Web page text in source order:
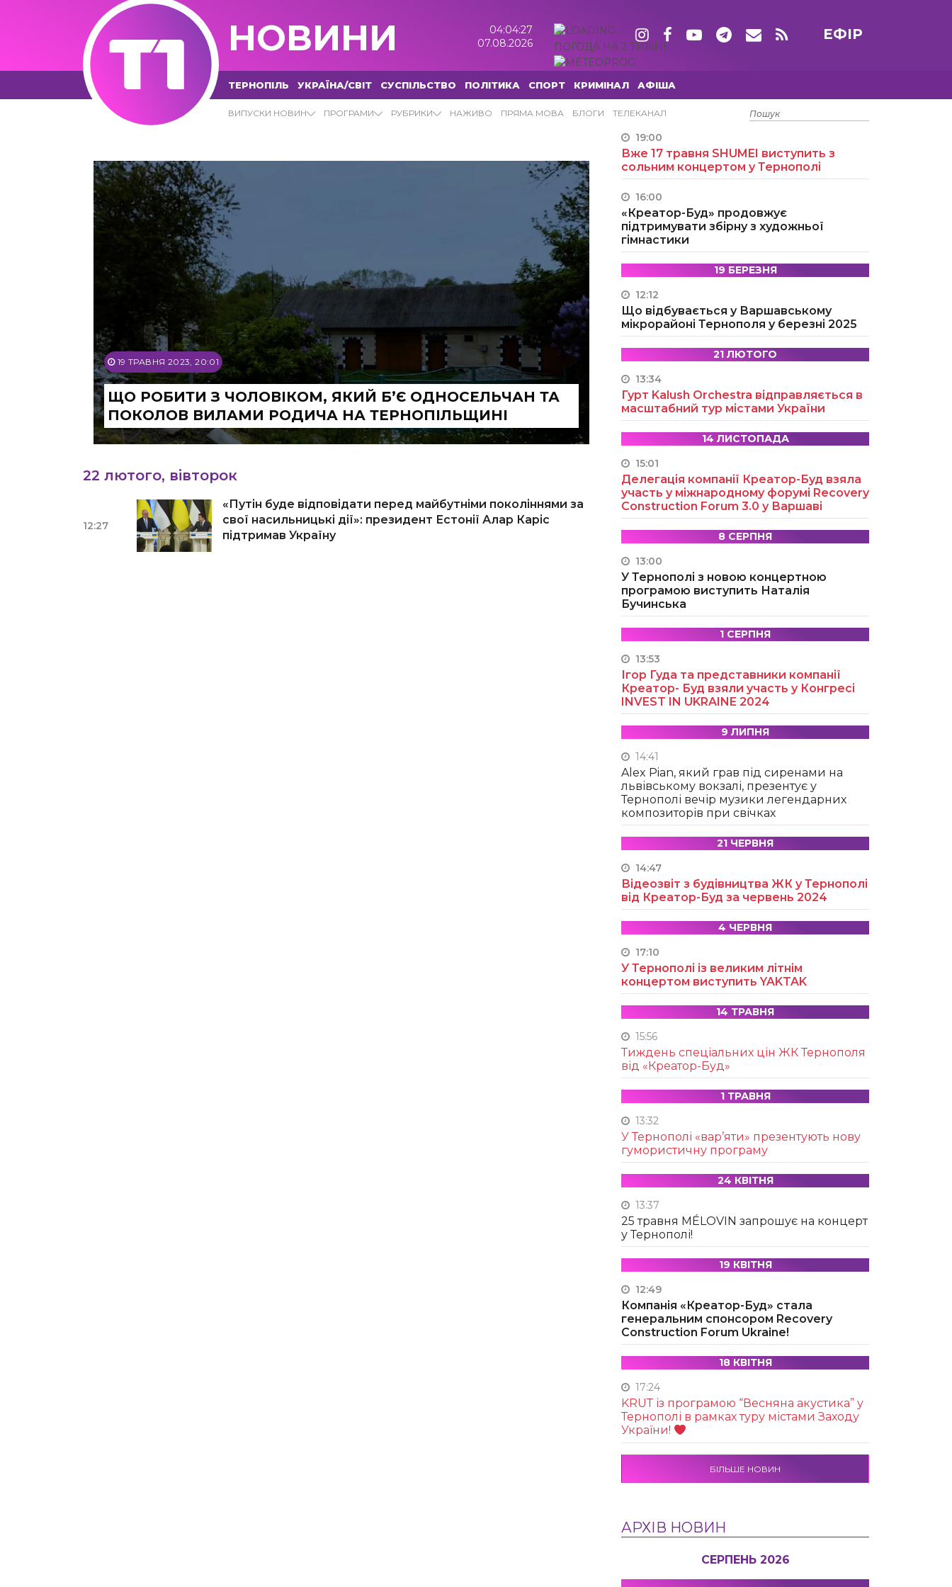
НОВИНИ
04:04:28
07.08.2026
ПОГОДА НА 2 ТИЖНІ
ЕФІР
ТЕРНОПІЛЬ УКРАЇНА/СВІТ СУСПІЛЬСТВО ПОЛІТИКА СПОРТ КРИМІНАЛ АФІША
ВИПУСКИ НОВИН ПРОГРАМИ РУБРИКИ НАЖИВО ПРЯМА МОВА БЛОГИ ТЕЛЕКАНАЛ
АГРЕСІЯ АРХІВИ - Т1 НОВИНИ
19 ТРАВНЯ 2023, 20:01
ЩО РОБИТИ З ЧОЛОВІКОМ, ЯКИЙ Б’Є ОДНОСЕЛЬЧАН ТА
ПОКОЛОВ ВИЛАМИ РОДИЧА НА ТЕРНОПІЛЬЩИНІ
22 лютого, вівторок
12:27
«Путін буде відповідати перед майбутніми поколіннями за
свої насильницькі дії»: президент Естонії Алар Каріс
підтримав Україну
15 ТРАВНЯ
19:00
Вже 17 травня SHUMEI виступить з
сольним концертом у Тернополі
16:00
«Креатор-Буд» продовжує
підтримувати збірну з художньої
гімнастики
19 БЕРЕЗНЯ
12:12
Що відбувається у Варшавському
мікрорайоні Тернополя у березні 2025
21 ЛЮТОГО
13:34
Гурт Kalush Orchestra відправляється в
масштабний тур містами України
14 ЛИСТОПАДА
15:01
Делегація компанії Креатор-Буд взяла
участь у міжнародному форумі Recovery
Construction Forum 3.0 у Варшаві
8 СЕРПНЯ
13:00
У Тернополі з новою концертною
програмою виступить Наталія
Бучинська
1 СЕРПНЯ
13:53
Ігор Гуда та представники компанії
Креатор- Буд взяли участь у Конгресі
INVEST IN UKRAINE 2024
9 ЛИПНЯ
14:41
Alex Pian, який грав під сиренами на
львівському вокзалі, презентує у
Тернополі вечір музики легендарних
композиторів при свічках
21 ЧЕРВНЯ
14:47
Відеозвіт з будівництва ЖК у Тернополі
від Креатор-Буд за червень 2024
4 ЧЕРВНЯ
17:10
У Тернополі із великим літнім
концертом виступить YAKTAK
14 ТРАВНЯ
15:56
Тиждень спеціальних цін ЖК Тернополя
від «Креатор-Буд»
1 ТРАВНЯ
13:32
У Тернополі «вар’яти» презентують нову
гумористичну програму
24 КВІТНЯ
13:37
25 травня MÉLOVIN запрошує на концерт
у Тернополі!
19 КВІТНЯ
12:49
Компанія «Креатор-Буд» стала
генеральним спонсором Recovery
Construction Forum Ukraine!
18 КВІТНЯ
17:24
KRUТ із програмою “Весняна акустика” у
Тернополі в рамках туру містами Заходу
України!
БІЛЬШЕ НОВИН
АРХІВ НОВИН
СЕРПЕНЬ 2026